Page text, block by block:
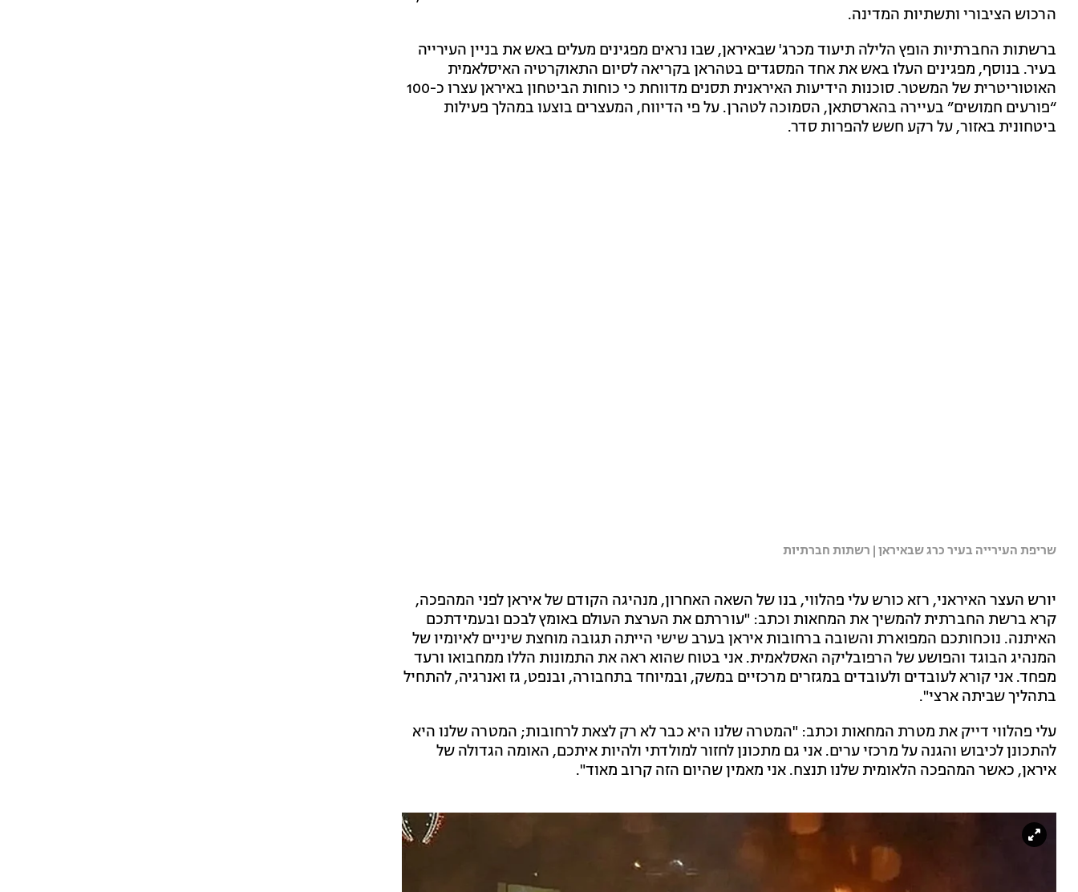
הרכוש הציבורי ותשתיות המדינה.
ברשתות החברתיות הופץ הלילה תיעוד מכרג' שבאיראן, שבו נראים מפגינים מעלים באש את בניין העירייה
בעיר. בנוסף, מפגינים העלו באש את אחד המסגדים בטהראן בקריאה לסיום התאוקרטיה האיסלאמית
האוטוריטרית של המשטר. סוכנות הידיעות האיראנית תסנים מדווחת כי כוחות הביטחון באיראן עצרו כ-100
“פורעים חמושים” בעיירה בהארסתאן, הסמוכה לטהרן. על פי הדיווח, המעצרים בוצעו במהלך פעילות
ביטחונית באזור, על רקע חשש להפרות סדר.
שריפת העירייה בעיר כרג שבאיראן | רשתות חברתיות
יורש העצר האיראני, רזא כורש עלי פהלווי, בנו של השאה האחרון, מנהיגה הקודם של איראן לפני המהפכה,
קרא ברשת החברתית להמשיך את המחאות וכתב: "עוררתם את הערצת העולם באומץ לבכם ובעמידתכם
האיתנה. נוכחותכם המפוארת והשובה ברחובות איראן בערב שישי הייתה תגובה מוחצת שיניים לאיומיו של
המנהיג הבוגד והפושע של הרפובליקה האסלאמית. אני בטוח שהוא ראה את התמונות הללו ממחבואו ורעד
מפחד. אני קורא לעובדים ולעובדים במגזרים מרכזיים במשק, ובמיוחד בתחבורה, ובנפט, גז ואנרגיה, להתחיל
בתהליך שביתה ארצי".
עלי פהלווי דייק את מטרת המחאות וכתב: "המטרה שלנו היא כבר לא רק לצאת לרחובות; המטרה שלנו היא
להתכונן לכיבוש והגנה על מרכזי ערים. אני גם מתכונן לחזור למולדתי ולהיות איתכם, האומה הגדולה של
איראן, כאשר המהפכה הלאומית שלנו תנצח. אני מאמין שהיום הזה קרוב מאוד".